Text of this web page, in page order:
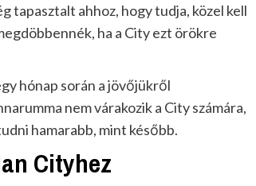
tapasztalt ahhoz, hogy tudja, közel kell
ha a City ezt örökre
hónap során a jövőjükről
nem várakozik a City számára,
hamarabb, mint később.
Cityhez